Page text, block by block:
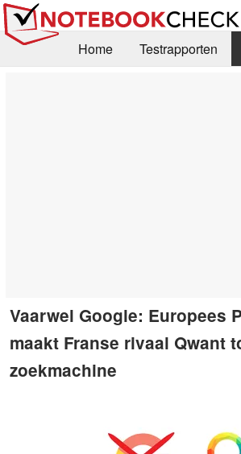
Home Testrapporten
Vaarwel Google: Europees
maakt Franse rivaal Qwant
zoekmachine